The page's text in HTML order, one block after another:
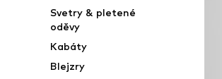
Svetry & pletené
oděvy
Kabáty
Blejzry